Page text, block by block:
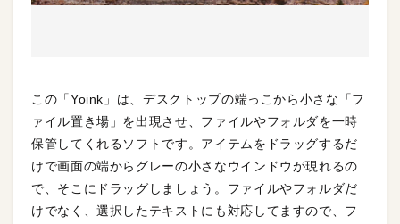
この「Yoink」は、デスクトップの端っこから小さな「フ
ァイル置き場」を出現させ、ファイルやフォルダを一時
保管してくれるソフトです。アイテムをドラッグするだ
けで画面の端からグレーの小さなウインドウが現れるの
で、そこにドラッグしましょう。ファイルやフォルダだ
けでなく、選択したテキストにも対応してますので、フ